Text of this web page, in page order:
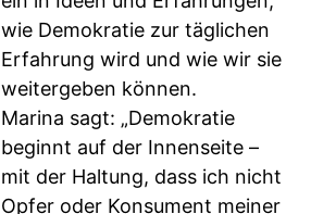
wie Demokratie zur täglichen
Erfahrung wird und wie wir sie
weitergeben können.
Marina sagt: „Demokratie
beginnt auf der Innenseite –
mit der Haltung, dass ich nicht
Opfer oder Konsument meiner